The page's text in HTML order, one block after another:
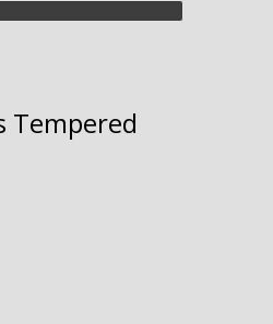
Tempered